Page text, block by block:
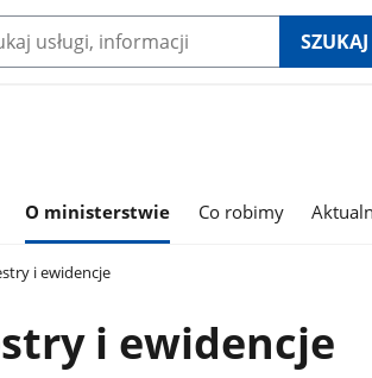
SZUKAJ
O ministerstwie Co robimy
i ewidencje
i ewidencje